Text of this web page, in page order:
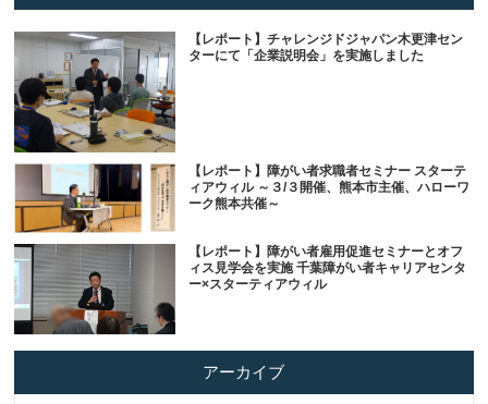
【レポート】チャレンジドジャパン木更津セン
ターにて「企業説明会」を実施しました
【レポート】障がい者求職者セミナー スターテ
ィアウィル ～３/３開催、熊本市主催、ハローワ
ーク熊本共催～
【レポート】障がい者雇用促進セミナーとオフ
ィス見学会を実施 千葉障がい者キャリアセンタ
ー×スターティアウィル
アーカイブ